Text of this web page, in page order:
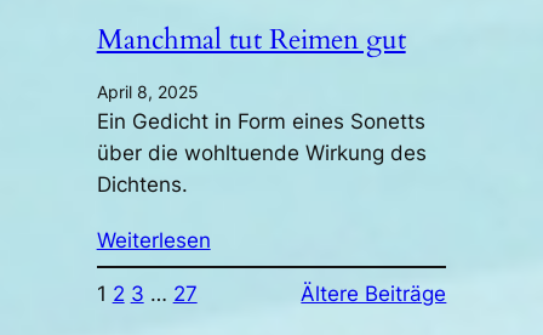
Manchmal tut Reimen gut
April 8, 2025
Ein Gedicht in Form eines Sonetts
über die wohltuende Wirkung des
Dichtens.
Weiterlesen
1 2 3 … 27 Ältere Beiträge